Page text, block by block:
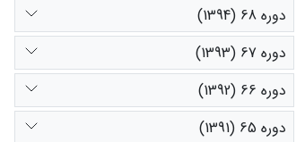
دوره 68 (1394)
دوره 67 (1393)
دوره 66 (1392)
دوره 65 (1391)